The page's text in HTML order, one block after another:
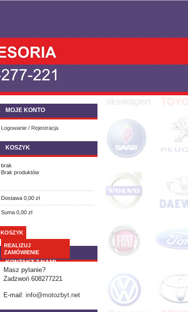
MOJE KONTO
Logowanie / Rejestracja
KOSZYK
brak
Brak produktów
Dostawa 0,00 zł
Suma 0,00 zł
KOSZYK
REALIZUJ
ZAMÓWIENIE
KONTAKT Z NAMI
Masz pytanie?
Zadzwoń 608277221
E-mail: info@motozbyt.net